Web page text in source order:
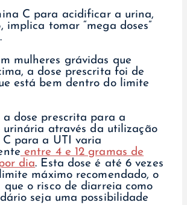
C para acidificar a urina,
implica tomar “mega doses”
mulheres grávidas que
a dose prescrita foi de
está bem dentro do limite
dose prescrita para a
urinária através da utilização
para a UTI varia
entre 4 e 12 gramas de
dia. Esta dose é até 6 vezes
máximo recomendado, o
que o risco de diarreia como
seja uma possibilidade